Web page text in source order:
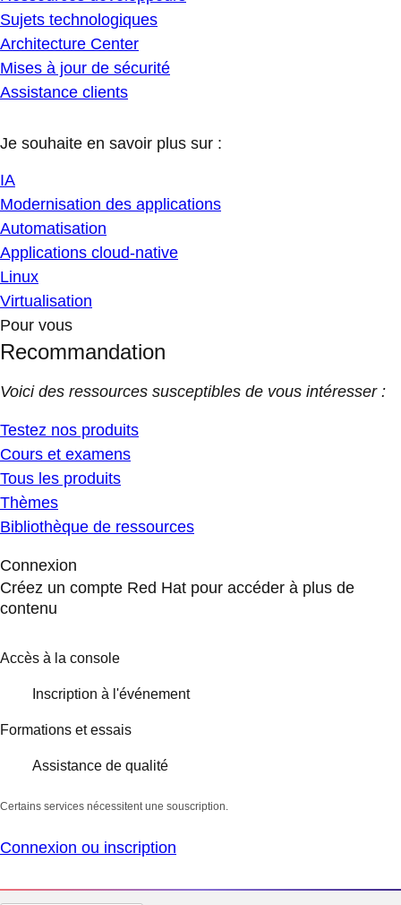
Sujets technologiques
Architecture Center
Mises à jour de sécurité
Assistance clients
Je souhaite en savoir plus sur :
IA
Modernisation des applications
Automatisation
Applications cloud-native
Linux
Virtualisation
Pour vous
Recommandation
Voici des ressources susceptibles de vous intéresser :
Testez nos produits
Cours et examens
Tous les produits
Thèmes
Bibliothèque de ressources
Connexion
Créez un compte Red Hat pour accéder à plus de
contenu
Accès à la console
Inscription à l'événement
Formations et essais
Assistance de qualité
Certains services nécessitent une souscription.
Connexion ou inscription